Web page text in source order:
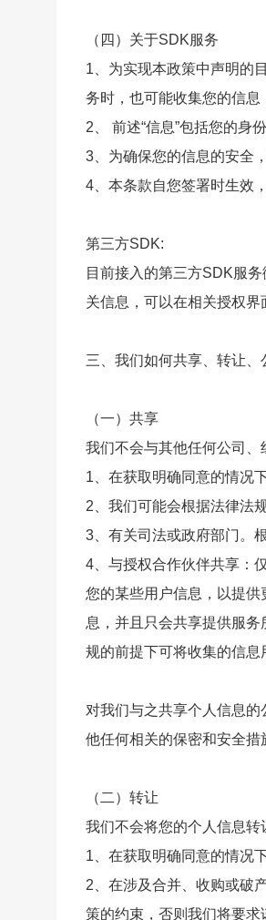
（四）关于SDK服务
1、为实现本政策中声明的
务时，也可能收集您的信息
2、 前述“信息”包括您的身
3、为确保您的信息的安全
4、本条款自您签署时生效
第三方SDK:
目前接入的第三方SDK服
关信息，可以在相关授权界
三、我们如何共享、转让、
（一）共享
我们不会与其他任何公司、
1、在获取明确同意的情况
2、我们可能会根据法律法
3、有关司法或政府部门。
4、与授权合作伙伴共享：
您的某些用户信息，以提
息，并且只会共享提供服
规的前提下可将收集的信息
对我们与之共享个人信息
他任何相关的保密和安全措
（二）转让
我们不会将您的个人信息转
1、在获取明确同意的情况
2、在涉及合并、收购或破
策的约束，否则我们将要求